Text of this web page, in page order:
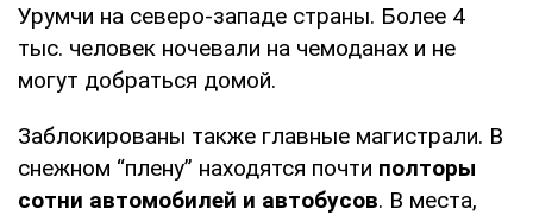
Урумчи на северо-западе страны. Более 4
тыс. человек ночевали на чемоданах и не
могут добраться домой.
Заблокированы также главные магистрали. В
снежном “плену” находятся почти полторы
сотни автомобилей и автобусов. В места,